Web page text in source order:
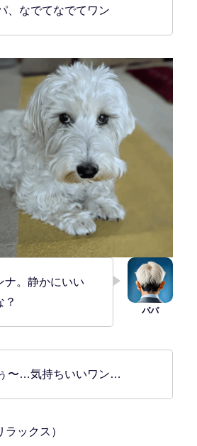
、なでてなでてワン
ナ。静かにいい
？
〜…気持ちいいワン…
ラックス）